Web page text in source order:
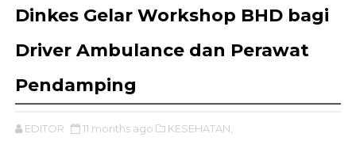
Dinkes Gelar Workshop BHD bagi
Driver Ambulance dan Perawat
Pendamping
EDITOR 11 months ago KESEHATAN,